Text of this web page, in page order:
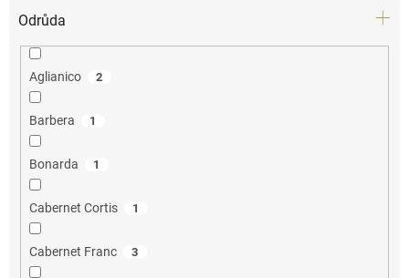
Odrůda
Aglianico 2
Barbera 1
Bonarda 1
Cabernet Cortis 1
Cabernet Franc 3